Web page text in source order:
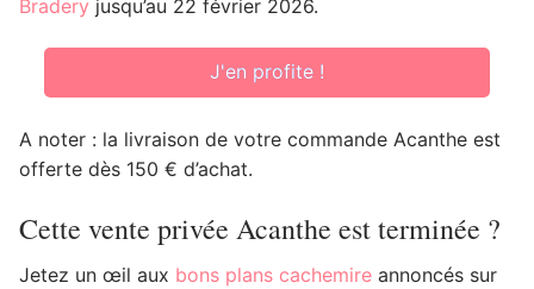
Bradery jusqu’au 22 février 2026.
J'en profite !
A noter : la livraison de votre commande Acanthe est
offerte dès 150 € d’achat.
Cette vente privée Acanthe est terminée ?
Jetez un œil aux bons plans cachemire annoncés sur